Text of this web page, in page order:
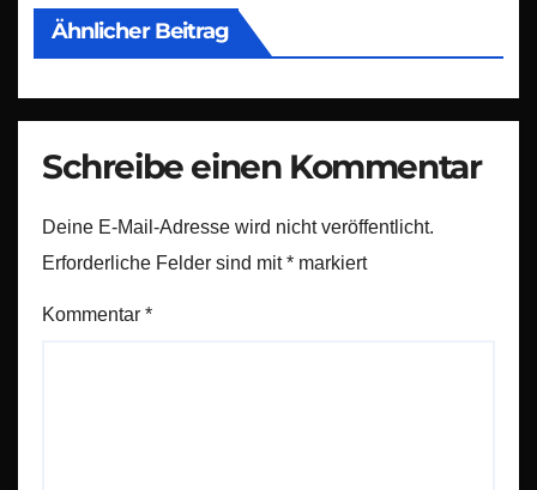
Ähnlicher Beitrag
Schreibe einen Kommentar
Deine E-Mail-Adresse wird nicht veröffentlicht.
Erforderliche Felder sind mit* markiert
Kommentar *